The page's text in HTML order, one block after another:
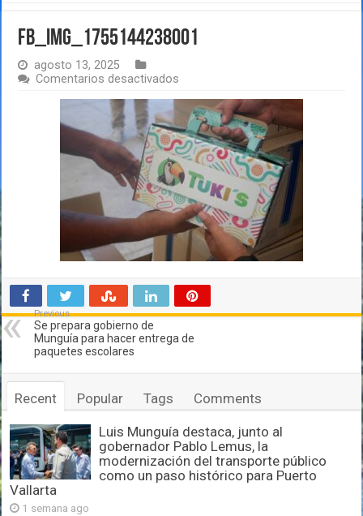
FB_IMG_1755144238001
agosto 13, 2025
Comentarios desactivados
Previous
Se prepara gobierno de
Munguía para hacer entrega de
paquetes escolares
Recent Popular Tags Comments
Luis Munguía destaca, junto al
gobernador Pablo Lemus, la
modernización del transporte público
como un paso histórico para Puerto
Vallarta
1 semana ago